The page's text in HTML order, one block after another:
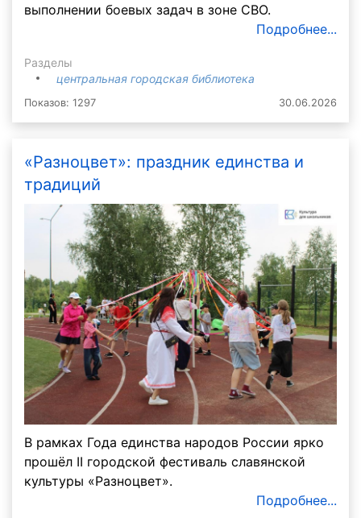
выполнении боевых задач в зоне СВО.
Подробнее...
Разделы
центральная городская библиотека
Показов: 1297 30.06.2026
«Разноцвет»: праздник единства и
традиций
В рамках Года единства народов России ярко
прошёл II городской фестиваль славянской
культуры «Разноцвет».
Подробнее...